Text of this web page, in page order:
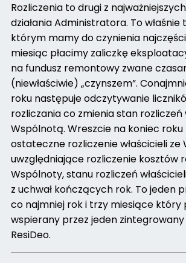
Rozliczenia to drugi z
działania Administratora. To właśnie
którym mamy do czynienia
miesiąc płacimy zaliczkę
na fundusz remontowy zwane
(niewłaściwie) „czynszem”.
roku następuje odczytywanie
rozliczania co zmienia stan rozliczeń
Wspólnotą. Wreszcie na koniec
ostateczne rozliczenie właścicieli ze
uwzględniające rozliczenie kosztów
Wspólnoty, stanu rozliczeń
z uchwał kończących rok. To jeden
co najmniej rok i trzy miesiące który
wspierany przez jeden
ResiDeo.